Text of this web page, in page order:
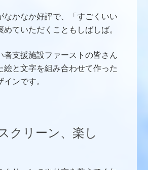
なかなか好評で、「すごくいい
めていただくこともしばしば。
者支援施設ファーストの皆さん
絵と文字を組み合わせて作った
ンです。
クリーン、楽し